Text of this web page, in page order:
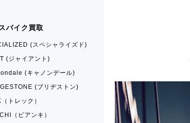
バイク買取
(スペシャライズド)
(ジャイアント)
(キャノンデール)
(ブリヂストン)
トレック）
（ビアンキ）